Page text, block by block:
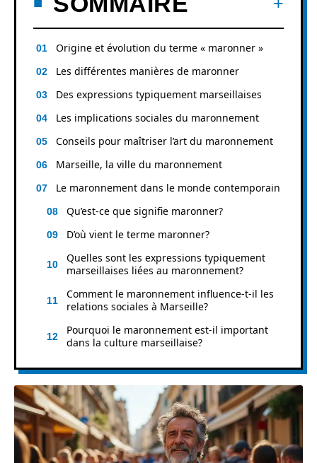
Origine et évolution du terme « maronner »
Les différentes manières de maronner
Des expressions typiquement marseillaises
Les implications sociales du maronnement
Conseils pour maîtriser l’art du maronnement
Marseille, la ville du maronnement
Le maronnement dans le monde contemporain
Qu’est-ce que signifie maronner?
D’où vient le terme maronner?
Quelles sont les expressions typiquement
marseillaises liées au maronnement?
Comment le maronnement influence-t-il les
relations sociales à Marseille?
Pourquoi le maronnement est-il important
dans la culture marseillaise?